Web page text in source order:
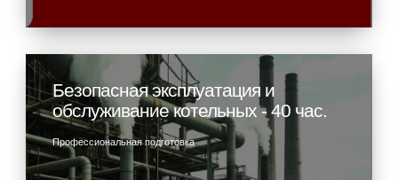
Безопасная эксплуатация и
обслуживание котельных - 40 час.
Профессиональная подготовка